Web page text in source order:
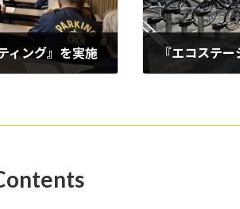
ィング』を実施 『エコステ